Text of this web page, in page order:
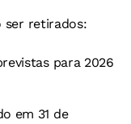
ser retirados:
para 2026
em 31 de